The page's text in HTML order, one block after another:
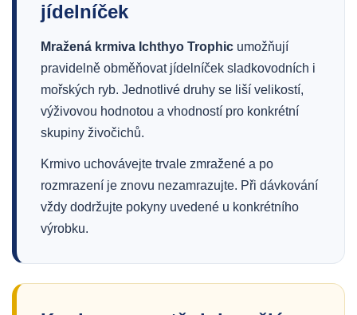
jídelníček
Mražená krmiva Ichthyo Trophic umožňují
pravidelně obměňovat jídelníček sladkovodních i
mořských ryb. Jednotlivé druhy se liší velikostí,
výživovou hodnotou a vhodností pro konkrétní
skupiny živočichů.
Krmivo uchovávejte trvale zmražené a po
rozmrazení je znovu nezamrazujte. Při dávkování
vždy dodržujte pokyny uvedené u konkrétního
výrobku.